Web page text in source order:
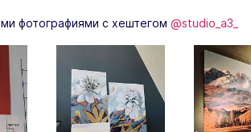
фотографиями с хештегом @studio_a3_